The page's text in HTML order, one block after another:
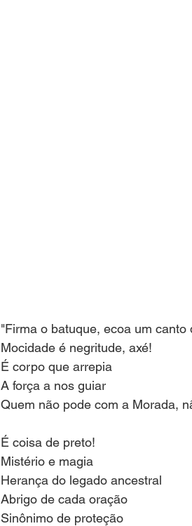
"Firma o batuque, ecoa um canto
Mocidade é negritude, axé!
É corpo que arrepia
A força a nos guiar
Quem não pode com a Morada,
É coisa de preto!
Mistério e magia
Herança do legado ancestral
Abrigo de cada oração
Sinônimo de proteção